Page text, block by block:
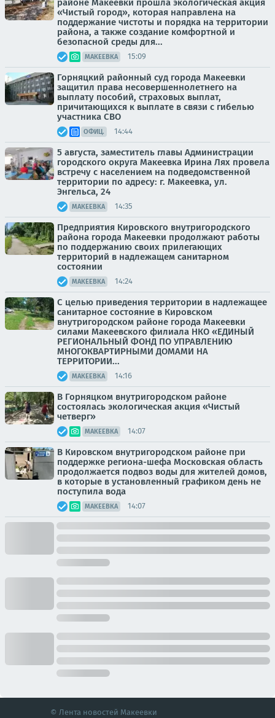
районе Макеевки прошла экологическая акция
«Чистый город», которая направлена на
поддержание чистоты и порядка на территории
района, а также создание комфортной и
безопасной среды для...
МАКЕЕВКА 15:09
Горняцкий районный суд города Макеевки
защитил права несовершеннолетнего на
выплату пособий, страховых выплат,
причитающихся к выплате в связи с гибелью
участника СВО
ОФИЦ. 14:44
5 августа, заместитель главы Администрации
городского округа Макеевка Ирина Лях провела
встречу с населением на подведомственной
территории по адресу: г. Макеевка, ул.
Энгельса, 24
МАКЕЕВКА 14:35
Предприятия Кировского внутригородского
района города Макеевки продолжают работы
по поддержанию своих прилегающих
территорий в надлежащем санитарном
состоянии
МАКЕЕВКА 14:24
С целью приведения территории в надлежащее
санитарное состояние в Кировском
внутригородском районе города Макеевки
силами Макеевского филиала НКО «ЕДИНЫЙ
РЕГИОНАЛЬНЫЙ ФОНД ПО УПРАВЛЕНИЮ
МНОГОКВАРТИРНЫМИ ДОМАМИ НА
ТЕРРИТОРИИ...
МАКЕЕВКА 14:16
В Горняцком внутригородском районе
состоялась экологическая акция «Чистый
четверг»
МАКЕЕВКА 14:07
В Кировском внутригородском районе при
поддержке региона-шефа Московская область
продолжается подвоз воды для жителей домов,
в которые в установленный графиком день не
поступила вода
МАКЕЕВКА 14:07
© Лента новостей Макеевки